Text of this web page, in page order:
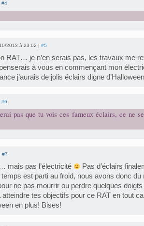
#4
2013 à 23:02 | #5
RAT… je n’en serais pas, les travaux me
à vous en commençant mon
j’aurais de jolis éclairs digne
#6
pas que tu vois ces fameux éclairs, ce ne
#7
mais pas l’électricité
Pas d’éclairs
est parti au froid, nous avons donc du
ne pas mourrir ou perdre quelques doigts
tes objectifs pour ce RAT en tout
en plus! Bises!